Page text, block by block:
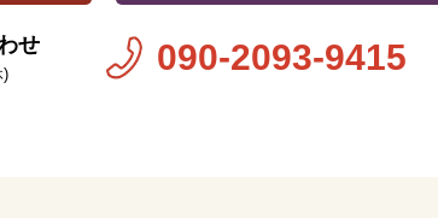
せ
) 090-2093-9415